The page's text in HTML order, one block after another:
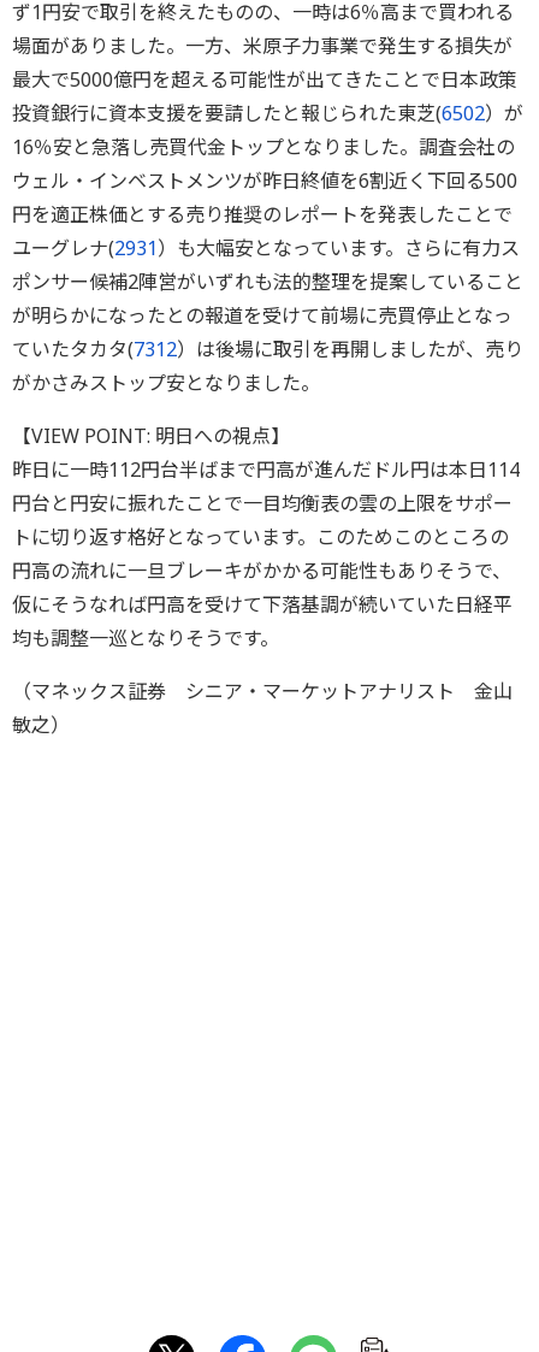
ず1円安で取引を終えたものの、一時は6％高まで買われる
場面がありました。一方、米原子力事業で発生する損失が
最大で5000億円を超える可能性が出てきたことで日本政策
投資銀行に資本支援を要請したと報じられた東芝(6502）が
16％安と急落し売買代金トップとなりました。調査会社の
ウェル・インベストメンツが昨日終値を6割近く下回る500
円を適正株価とする売り推奨のレポートを発表したことで
ユーグレナ(2931）も大幅安となっています。さらに有力ス
ポンサー候補2陣営がいずれも法的整理を提案していること
が明らかになったとの報道を受けて前場に売買停止となっ
ていたタカタ(7312）は後場に取引を再開しましたが、売り
がかさみストップ安となりました。
【VIEW POINT: 明日への視点】
昨日に一時112円台半ばまで円高が進んだドル円は本日114
円台と円安に振れたことで一目均衡表の雲の上限をサポー
トに切り返す格好となっています。このためこのところの
円高の流れに一旦ブレーキがかかる可能性もありそうで、
仮にそうなれば円高を受けて下落基調が続いていた日経平
均も調整一巡となりそうです。
（マネックス証券 シニア・マーケットアナリスト 金山
敏之）